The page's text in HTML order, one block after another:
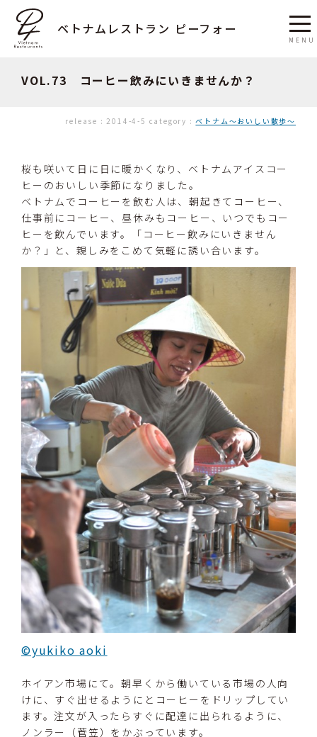
ベトナムレストラン ピーフォー
VOL.73 コーヒー飲みにいきませんか？
release : 2014-4-5 category :ベトナム〜おいしい散歩〜
桜も咲いて日に日に暖かくなり、ベトナムアイスコー
ヒーのおいしい季節になりました。
ベトナムでコーヒーを飲む人は、朝起きてコーヒー、
仕事前にコーヒー、昼休みもコーヒー、いつでもコー
ヒーを飲んでいます。「コーヒー飲みにいきません
か？」と、親しみをこめて気軽に誘い合います。
©yukiko aoki
ホイアン市場にて。朝早くから働いている市場の人向
けに、すぐ出せるようにとコーヒーをドリップしてい
ます。注文が入ったらすぐに配達に出られるように、
ノンラー（菅笠）をかぶっています。